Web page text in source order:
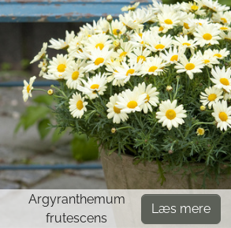
Argyranthemum
frutescens
Læs mere